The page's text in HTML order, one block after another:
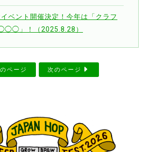
ベント開催決定！今年は「クラフ
」！（2025.8.28）
ページ 次のページ